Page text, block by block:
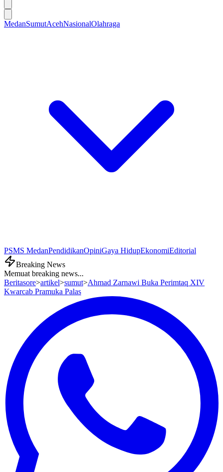
MedanSumutAcehNasionalOlahraga
PSMS MedanPendidikanOpiniGaya HidupEkonomiEditorial
Breaking News
Memuat breaking news...
Beritasore>artikel>sumut>Ahmad Zarnawi Buka Perimtaq XIV
Kwarcab Pramuka Palas